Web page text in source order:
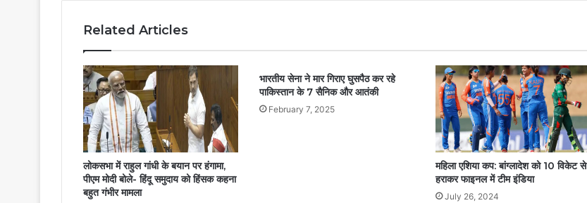
Related Articles
लोकसभा में राहुल गांधी के बयान पर हंगामा,
पीएम मोदी बोले- हिंदू समुदाय को हिंसक कहना
बहुत गंभीर मामला
भारतीय सेना ने मार गिराए घुसपैठ कर रहे
पाकिस्तान के 7 सैनिक और आतंकी
February 7, 2025
महिला एशिया कप: बांग्लादेश को 10 विकेट से
हराकर फाइनल में टीम इंडिया
July 26, 2024